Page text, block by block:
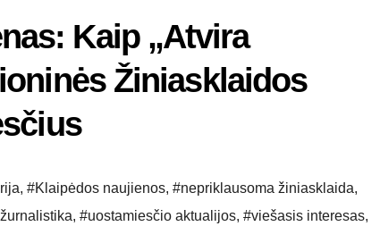
Kaip „Atvira
Žiniasklaidos
, #Klaipėdos naujienos, #nepriklausoma žiniasklaida,
, #uostamiesčio aktualijos, #viešasis interesas,